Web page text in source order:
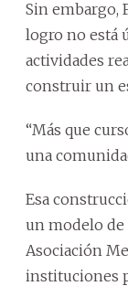
Sin embargo,
logro no está
actividades
construir un
“Más que
una
Esa
un modelo de
Asociación
instituciones